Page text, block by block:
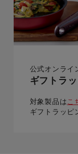
所にピンポイ
中力が必要だ
れて来れば
公式オンライ
ギフトラ
対象製品は こ
ギフトラッピ